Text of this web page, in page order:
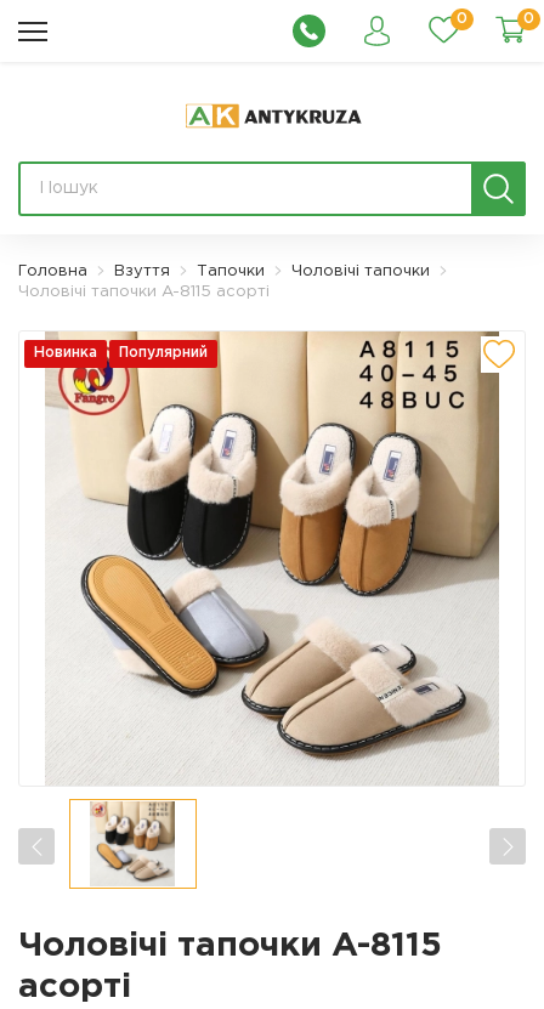
0 0
Головна Взуття Тапочки
Чоловічі тапочки
Чоловічі тапочки A-8115 асорті
Новинка Популярний
Чоловічі тапочки A-8115
асорті